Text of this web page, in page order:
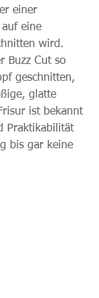
einer
auf eine
wird.
Buzz Cut so
geschnitten,
glatte
ist bekannt
Praktikabilität
bis gar keine